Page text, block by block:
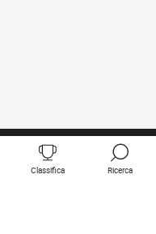
Classifica Ricerca